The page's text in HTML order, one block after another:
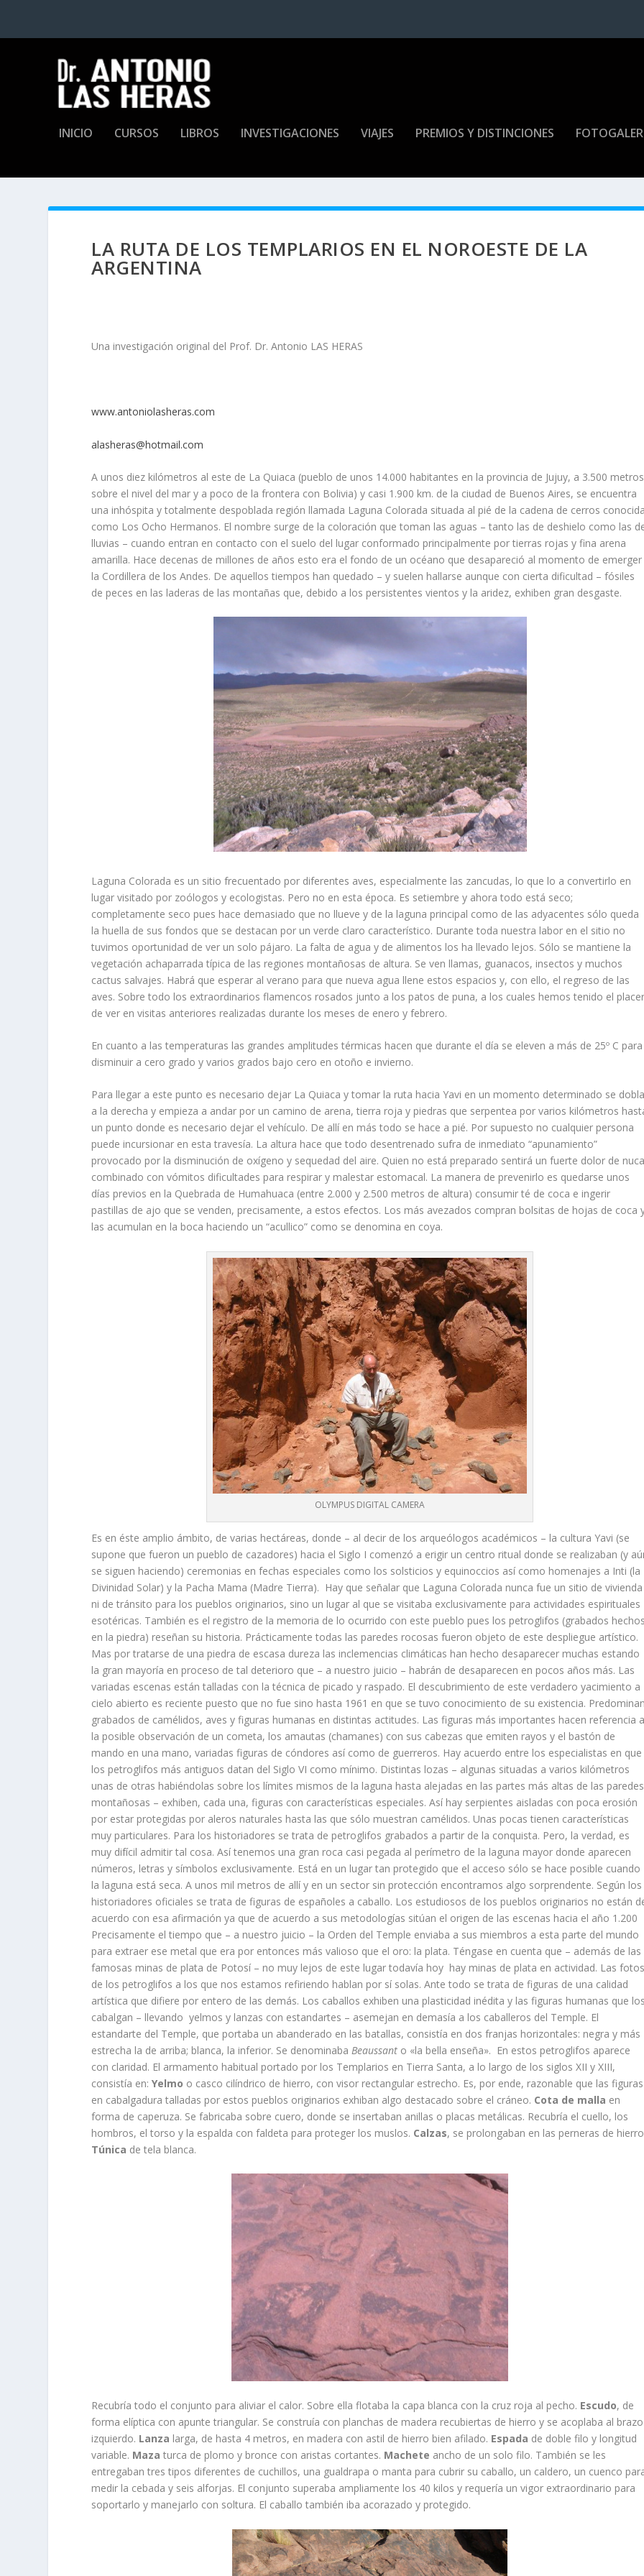
INICIO CURSOS LIBROS INVESTIGACIONES VIAJES PREMIOS Y DISTINCIONES
LA RUTA DE LOS TEMPLARIOS EN EL NOROESTE DE LA
ARGENTINA
Una investigación original del Prof. Dr. Antonio LAS HERAS
www.antoniolasheras.com
alasheras@hotmail.com
A unos diez kilómetros al este de La Quiaca (pueblo de unos 14.000 habitantes en la provincia de Jujuy, a 3.500 metros
sobre el nivel del mar y a poco de la frontera con Bolivia) y casi 1.900 km. de la ciudad de Buenos Aires, se encuentra
una inhóspita y totalmente despoblada región llamada Laguna Colorada situada al pié de la cadena de cerros
como Los Ocho Hermanos. El nombre surge de la coloración que toman las aguas – tanto las de deshielo como las
lluvias – cuando entran en contacto con el suelo del lugar conformado principalmente por tierras rojas y fina arena
amarilla. Hace decenas de millones de años esto era el fondo de un océano que desapareció al momento de emerger
la Cordillera de los Andes. De aquellos tiempos han quedado – y suelen hallarse aunque con cierta dificultad – fósiles
de peces en las laderas de las montañas que, debido a los persistentes vientos y la aridez, exhiben gran desgaste.
Laguna Colorada es un sitio frecuentado por diferentes aves, especialmente las zancudas, lo que lo a convertirlo en
lugar visitado por zoólogos y ecologistas. Pero no en esta época. Es setiembre y ahora todo está seco;
completamente seco pues hace demasiado que no llueve y de la laguna principal como de las adyacentes sólo queda
la huella de sus fondos que se destacan por un verde claro característico. Durante toda nuestra labor en el sitio no
tuvimos oportunidad de ver un solo pájaro. La falta de agua y de alimentos los ha llevado lejos. Sólo se mantiene la
vegetación achaparrada típica de las regiones montañosas de altura. Se ven llamas, guanacos, insectos y muchos
cactus salvajes. Habrá que esperar al verano para que nueva agua llene estos espacios y, con ello, el regreso de las
aves. Sobre todo los extraordinarios flamencos rosados junto a los patos de puna, a los cuales hemos tenido el
de ver en visitas anteriores realizadas durante los meses de enero y febrero.
En cuanto a las temperaturas las grandes amplitudes térmicas hacen que durante el día se eleven a más de 25º C para
disminuir a cero grado y varios grados bajo cero en otoño e invierno.
Para llegar a este punto es necesario dejar La Quiaca y tomar la ruta hacia Yavi en un momento determinado se
a la derecha y empieza a andar por un camino de arena, tierra roja y piedras que serpentea por varios kilómetros
un punto donde es necesario dejar el vehículo. De allí en más todo se hace a pié. Por supuesto no cualquier persona
puede incursionar en esta travesía. La altura hace que todo desentrenado sufra de inmediato “apunamiento”
provocado por la disminución de oxígeno y sequedad del aire. Quien no está preparado sentirá un fuerte dolor de
combinado con vómitos dificultades para respirar y malestar estomacal. La manera de prevenirlo es quedarse unos
días previos en la Quebrada de Humahuaca (entre 2.000 y 2.500 metros de altura) consumir té de coca e ingerir
pastillas de ajo que se venden, precisamente, a estos efectos. Los más avezados compran bolsitas de hojas de coca
las acumulan en la boca haciendo un “acullico” como se denomina en coya.
OLYMPUS DIGITAL CAMERA
Es en éste amplio ámbito, de varias hectáreas, donde – al decir de los arqueólogos académicos – la cultura Yavi (se
supone que fueron un pueblo de cazadores) hacia el Siglo I comenzó a erigir un centro ritual donde se realizaban (y
se siguen haciendo) ceremonias en fechas especiales como los solsticios y equinoccios así como homenajes a Inti (la
Divinidad Solar) y la Pacha Mama (Madre Tierra). Hay que señalar que Laguna Colorada nunca fue un sitio de vivienda
ni de tránsito para los pueblos originarios, sino un lugar al que se visitaba exclusivamente para actividades espirituales
esotéricas. También es el registro de la memoria de lo ocurrido con este pueblo pues los petroglifos (grabados
en la piedra) reseñan su historia. Prácticamente todas las paredes rocosas fueron objeto de este despliegue artístico.
Mas por tratarse de una piedra de escasa dureza las inclemencias climáticas han hecho desaparecer muchas estando
la gran mayoría en proceso de tal deterioro que – a nuestro juicio – habrán de desaparecen en pocos años más. Las
variadas escenas están talladas con la técnica de picado y raspado. El descubrimiento de este verdadero yacimiento a
cielo abierto es reciente puesto que no fue sino hasta 1961 en que se tuvo conocimiento de su existencia.
grabados de camélidos, aves y figuras humanas en distintas actitudes. Las figuras más importantes hacen referencia
la posible observación de un cometa, los amautas (chamanes) con sus cabezas que emiten rayos y el bastón de
mando en una mano, variadas figuras de cóndores así como de guerreros. Hay acuerdo entre los especialistas en que
los petroglifos más antiguos datan del Siglo VI como mínimo. Distintas lozas – algunas situadas a varios kilómetros
unas de otras habiéndolas sobre los límites mismos de la laguna hasta alejadas en las partes más altas de las paredes
montañosas – exhiben, cada una, figuras con características especiales. Así hay serpientes aisladas con poca erosión
por estar protegidas por aleros naturales hasta las que sólo muestran camélidos. Unas pocas tienen características
muy particulares. Para los historiadores se trata de petroglifos grabados a partir de la conquista. Pero, la verdad, es
muy difícil admitir tal cosa. Así tenemos una gran roca casi pegada al perímetro de la laguna mayor donde aparecen
números, letras y símbolos exclusivamente. Está en un lugar tan protegido que el acceso sólo se hace posible cuando
la laguna está seca. A unos mil metros de allí y en un sector sin protección encontramos algo sorprendente. Según los
historiadores oficiales se trata de figuras de españoles a caballo. Los estudiosos de los pueblos originarios no están
acuerdo con esa afirmación ya que de acuerdo a sus metodologías sitúan el origen de las escenas hacia el año 1.200
Precisamente el tiempo que – a nuestro juicio – la Orden del Temple enviaba a sus miembros a esta parte del mundo
para extraer ese metal que era por entonces más valioso que el oro: la plata. Téngase en cuenta que – además de las
famosas minas de plata de Potosí – no muy lejos de este lugar todavía hoy hay minas de plata en actividad. Las
de los petroglifos a los que nos estamos refiriendo hablan por sí solas. Ante todo se trata de figuras de una calidad
artística que difiere por entero de las demás. Los caballos exhiben una plasticidad inédita y las figuras humanas que
cabalgan – llevando yelmos y lanzas con estandartes – asemejan en demasía a los caballeros del Temple. El
estandarte del Temple, que portaba un abanderado en las batallas, consistía en dos franjas horizontales: negra y más
estrecha la de arriba; blanca, la inferior. Se denominaba Beaussant o «la bella enseña». En estos petroglifos aparece
con claridad. El armamento habitual portado por los Templarios en Tierra Santa, a lo largo de los siglos XII y XIII,
consistía en:Yelmo o casco cilíndrico de hierro, con visor rectangular estrecho. Es, por ende, razonable que las figuras
en cabalgadura talladas por estos pueblos originarios exhiban algo destacado sobre el cráneo. Cota de malla en
forma de caperuza. Se fabricaba sobre cuero, donde se insertaban anillas o placas metálicas. Recubría el cuello, los
hombros, el torso y la espalda con faldeta para proteger los muslos. Calzas, se prolongaban en las perneras de
Túnica de tela blanca.
Recubría todo el conjunto para aliviar el calor. Sobre ella flotaba la capa blanca con la cruz roja al pecho. Escudo, de
forma elíptica con apunte triangular. Se construía con planchas de madera recubiertas de hierro y se acoplaba al brazo
izquierdo. Lanza larga, de hasta 4 metros, en madera con astil de hierro bien afilado. Espada de doble filo y longitud
variable. Mazaturca de plomo y bronce con aristas cortantes. Machete ancho de un solo filo. También se les
entregaban tres tipos diferentes de cuchillos, una gualdrapa o manta para cubrir su caballo, un caldero, un cuenco
medir la cebada y seis alforjas. El conjunto superaba ampliamente los 40 kilos y requería un vigor extraordinario para
soportarlo y manejarlo con soltura. El caballo también iba acorazado y protegido.